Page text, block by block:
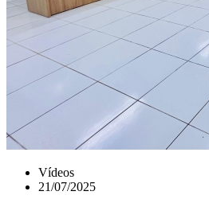
Vídeos
21/07/2025